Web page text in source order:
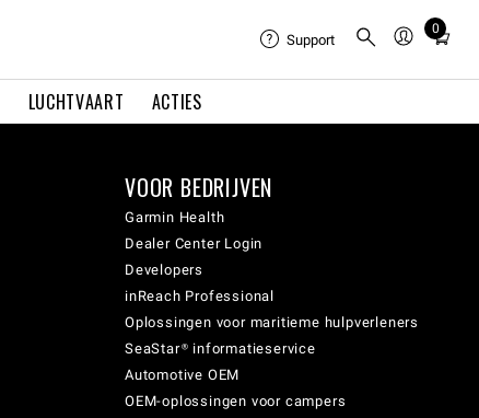
LUCHTVAART ACTIES
Support
0
Total
cart:
VOOR BEDRIJVEN
Garmin Health
Dealer Center Login
Developers
inReach Professional
Oplossingen voor maritieme hulpverleners
SeaStar® informatieservice
Automotive OEM
OEM-oplossingen voor campers